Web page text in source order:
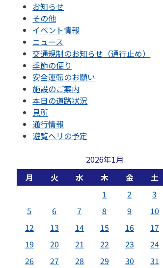
お知らせ
その他
イベント情報
ニュース
交通規制のお知らせ（通行止め）
季節の便り
安全運転のお願い
施設のご案内
本日の道路状況
見所
通行情報
遊覧ヘリの予定
2026年1月
月
火 水 木 金 土
1
2 3
5
6 7 8 9 10
12
13 14 15 16 17
19
20 21 22 23 24
26
27 28 29 30
31